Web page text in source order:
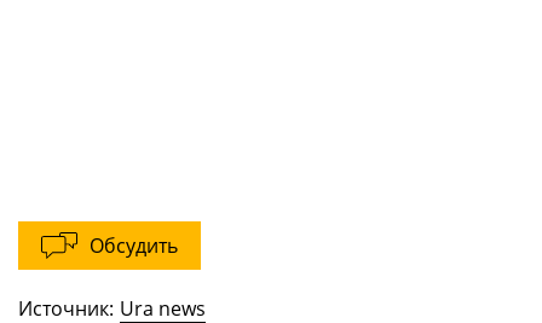
Обсудить
Источник: Ura news